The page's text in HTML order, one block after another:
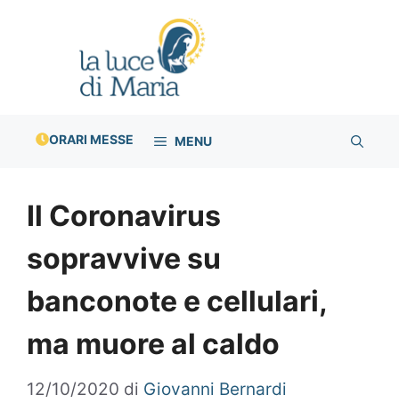
ORARI MESSE MENU
Il Coronavirus
sopravvive su
banconote e cellulari,
ma muore al caldo
12/10/2020 di Giovanni Bernardi